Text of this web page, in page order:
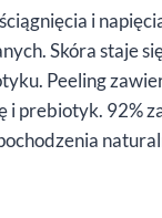
i
Skóra staje
Peeling
i prebiotyk. 92%